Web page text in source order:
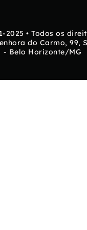
2025 • Todos os
do Carmo, 99,
- Belo Horizonte/MG